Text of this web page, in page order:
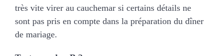
très vite virer au cauchemar si certains détails ne
sont pas pris en compte dans la préparation du dîner
de mariage.